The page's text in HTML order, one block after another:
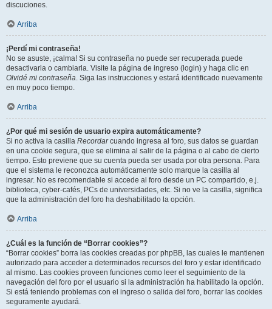
discuciones.
Arriba
¡Perdí mi contraseña!
No se asuste, ¡calma! Si su contraseña no puede ser recuperada puede
desactivarla o cambiarla. Visite la página de ingreso (login) y haga clic en
Olvidé mi contraseña. Siga las instrucciones y estará identificado nuevamente
en muy poco tiempo.
Arriba
¿Por qué mi sesión de usuario expira automáticamente?
Si no activa la casilla Recordarcuando ingresa al foro, sus datos se guardan
en una cookie segura, que se elimina al salir de la página o al cabo de cierto
tiempo. Esto previene que su cuenta pueda ser usada por otra persona. Para
que el sistema le reconozca automáticamente solo marque la casilla al
ingresar. No es recomendable si accede al foro desde un PC compartido, e.j.
biblioteca, cyber-cafés, PCs de universidades, etc. Si no ve la casilla, significa
que la administración del foro ha deshabilitado la opción.
Arriba
¿Cuál es la función de “Borrar cookies”?
“Borrar cookies” borra las cookies creadas por phpBB, las cuales le mantienen
autorizado para acceder a determinados recursos del foro y estar identificado
al mismo. Las cookies proveen funciones como leer el seguimiento de la
navegación del foro por el usuario si la administración ha habilitado la opción.
Si está teniendo problemas con el ingreso o salida del foro, borrar las cookies
seguramente ayudará.